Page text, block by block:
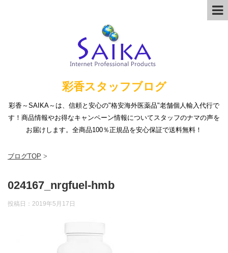
彩香スタッフブログ
彩香～SAIKA～は、信頼と安心の"格安海外医薬品"老舗個人輸入代行で
す！商品情報やお得なキャンペーン情報についてスタッフのナマの声を
お届けします。全商品100％正規品を安心保証で送料無料！
ブログTOP >
024167_nrgfuel-hmb
投稿日： 2019年5月17日